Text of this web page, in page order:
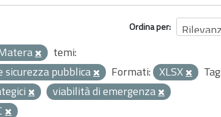
Ordina per
temi:
sicurezza pubblica
Formati: XLSX
Tag:
viabilità di emergenza